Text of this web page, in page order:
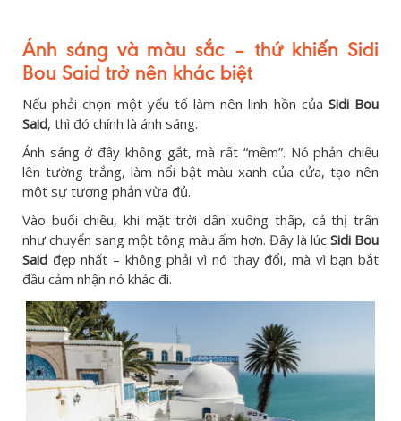
Ánh sáng và màu sắc – thứ khiến Sidi
Bou Said trở nên khác biệt
Nếu phải chọn một yếu tố làm nên linh hồn của Sidi Bou
Said, thì đó chính là ánh sáng.
Ánh sáng ở đây không gắt, mà rất “mềm”. Nó phản chiếu
lên tường trắng, làm nổi bật màu xanh của cửa, tạo nên
một sự tương phản vừa đủ.
Vào buổi chiều, khi mặt trời dần xuống thấp, cả thị trấn
như chuyển sang một tông màu ấm hơn. Đây là lúc Sidi Bou
Said đẹp nhất – không phải vì nó thay đổi, mà vì bạn bắt
đầu cảm nhận nó khác đi.